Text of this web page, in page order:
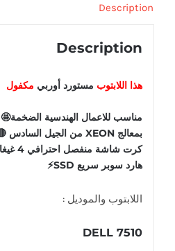
Description
Description
هذا اللابتوب مستورد أوربي مكفول
مناسب للاعمال الهندسية الضخمة🤩
بمعالج XEON من الجيل السادس 🔴
كرت شاشة منفصل احترافي 4 غيغا✅️
هارد سوبر سريع SSD⚡
اللابتوب والموديل :
DELL 7510